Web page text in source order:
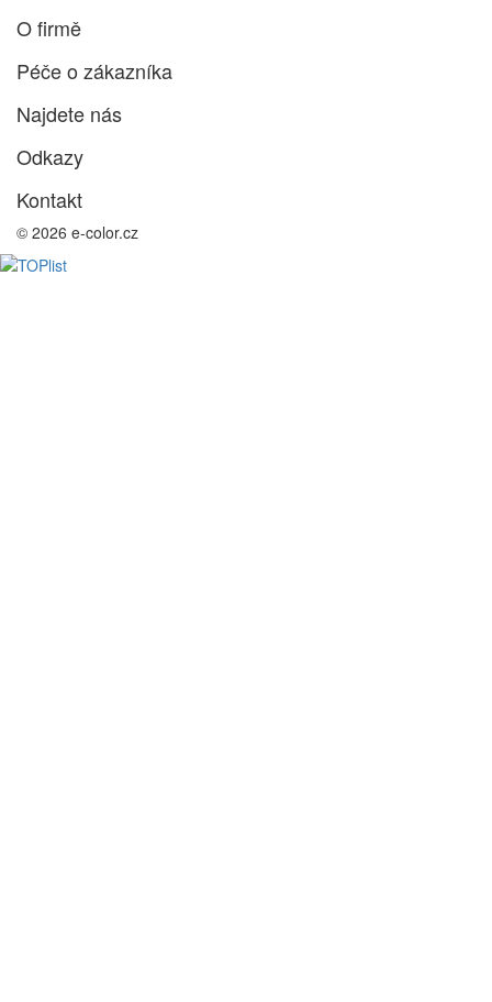
O firmě
Péče o zákazníka
Najdete nás
Odkazy
Kontakt
© 2026 e-color.cz